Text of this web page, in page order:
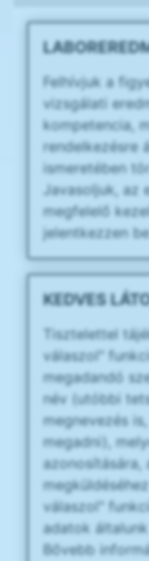
Felhívjuk a
vizsgálati
kompetencia,
rendelkezésre
ismeretében
Javasoljuk, az
megfelelő
jelentkezzen
KEDVES
Tisztelettel
válaszol"
megadandó
név (utóbbi
megnevezés
megadni),
azonosítására,
válaszol"
adatok
Bővebb